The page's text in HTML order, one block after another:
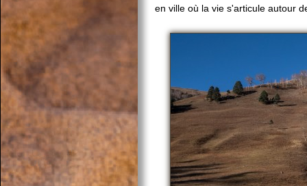
en ville où la vie s'articule autour